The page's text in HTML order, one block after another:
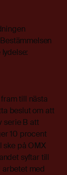
till nästa
beslut om att
serie B att
10 procent
ske på OMX
syftar till
arbetet med